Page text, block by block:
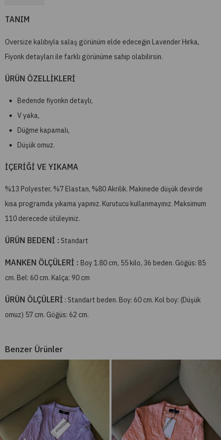
TANIM
Oversize kalıbıyla salaş görünüm elde edeceğin Lavender Hırka,
Fiyonk detayları ile farklı görünüme sahip olabilirsin.
ÜRÜN ÖZELLİKLERİ
Bedende fiyonkn detaylı,
V yaka,
Düğme kapamalı,
Düşük omuz.
İÇERİĞİ VE YIKAMA
%13 Polyester, %7 Elastan, %80 Akrilik. Makinede düşük devirde
kısa programda yıkama yapınız. Kurutucu kullanmayınız. Maksimum
110 derecede ütüleyiniz.
ÜRÜN BEDENİ : Standart
MANKEN ÖLÇÜLERİ : Boy 1.80 cm, 55 kilo, 36 beden. Göğüs: 85
cm. Bel: 60 cm. Kalça: 90 cm
ÜRÜN ÖLÇÜLERİ : Standart beden. Boy: 60 cm. Kol boy: (Düşük
omuz) 57 cm. Göğüs: 62 cm.
Benzer Ürünler